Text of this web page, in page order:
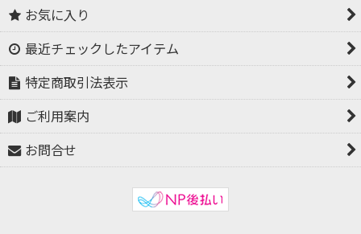
お気に入り
最近チェックしたアイテム
特定商取引法表示
ご利用案内
お問合せ